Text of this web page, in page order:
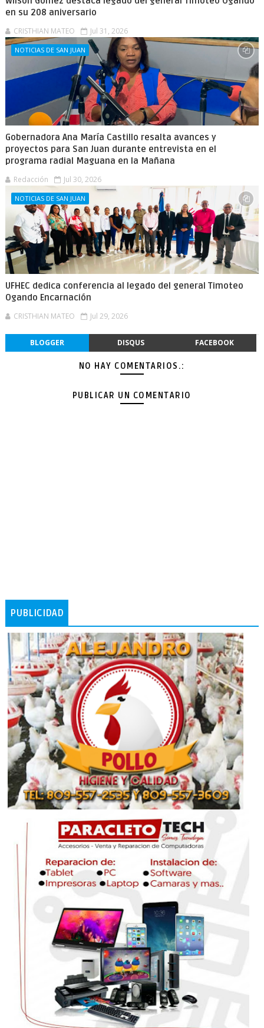
en su 208 aniversario
CRISTHIAN MATEO Jul 31, 2026
NOTICIAS DE SAN JUAN
Gobernadora Ana María Castillo resalta avances y
proyectos para San Juan durante entrevista en el
programa radial Maguana en la Mañana
Redacción Jul 30, 2026
NOTICIAS DE SAN JUAN
UFHEC dedica conferencia al legado del general Timoteo
Ogando Encarnación
CRISTHIAN MATEO Jul 29, 2026
BLOGGER DISQUS FACEBOOK
NO HAY COMENTARIOS.:
PUBLICAR UN COMENTARIO
PUBLICIDAD